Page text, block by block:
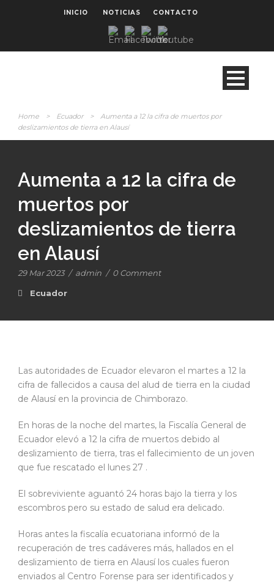
INICIO NOTICIAS CONTACTO
Home > Ecuador >
Aumenta a 12 la cifra de muertos por
deslizamientos de tierra en Alausí
Aumenta a 12 la cifra de
muertos por
deslizamientos de tierra
en Alausí
29 Mar 2023 / admin / 0 Comment
Ecuador
Las autoridades de Ecuador elevaron el martes a 12 la
cifra de fallecidos a causa del alud de tierra en la ciudad
de Alausí en la provincia de Chimborazo.
En horas de la noche del martes, la Fiscalía General de
Ecuador elevó a 12 la cifra de muertos debido al
deslizamiento de tierra, tras el fallecimiento de un joven
que fue rescatado el lunes 27 .
El sobreviviente aguantó 24 horas bajo la tierra y los
escombros pero su estado de salud era delicado.
Horas antes la fiscalía ecuatoriana informó de la
recuperación de tres cadáveres más, hallados en el
deslizamiento de tierra en Alausí los cuales fueron
enviados al Centro Forense para ser identificados y